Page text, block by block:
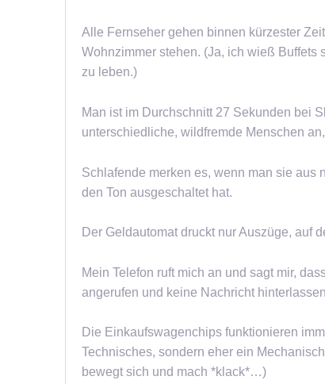
Alle Fernseher gehen binnen kürzester
Wohnzimmer stehen. (Ja, ich wieß
zu leben.)
Man ist im Durchschnitt 27 Sekunden bei
unterschiedliche, wildfremde Menschen
Schlafende merken es, wenn man sie aus
den Ton ausgeschaltet hat.
Der Geldautomat druckt nur Auszüge, auf
Mein Telefon ruft mich an und sagt mir,
angerufen und keine Nachricht
Die Einkaufswagenchips funktionieren
Technisches, sondern eher ein
bewegt sich und mach *klack*…)